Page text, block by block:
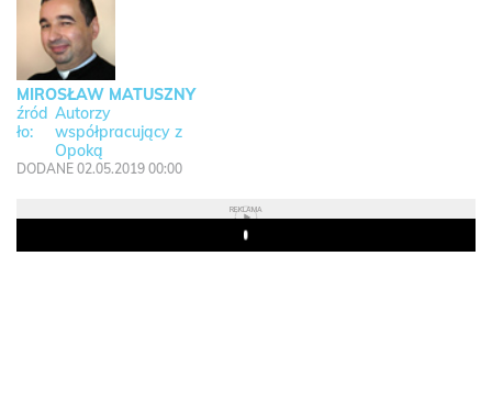
MIROSŁAW MATUSZNY
Autorzy
współpracujący z
Opoką
DODANE 02.05.2019 00:00
REKLAMA
Play